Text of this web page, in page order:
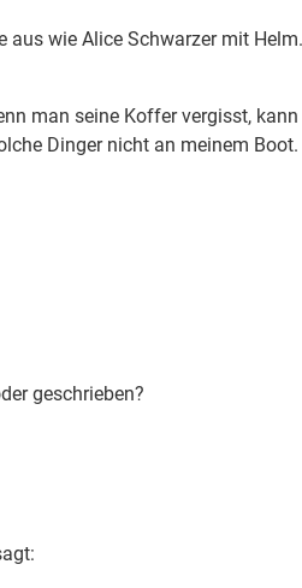
aus wie Alice Schwarzer mit
man seine Koffer vergisst,
Dinger nicht an meinem Boot.
geschrieben?